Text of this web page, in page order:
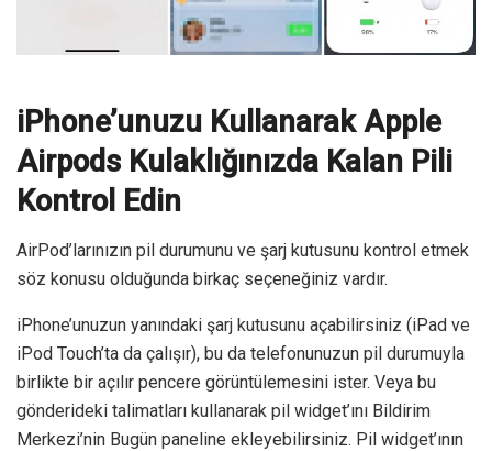
iPhone’unuzu Kullanarak Apple
Airpods Kulaklığınızda Kalan Pili
Kontrol Edin
AirPod’larınızın pil durumunu ve şarj kutusunu kontrol etmek
söz konusu olduğunda birkaç seçeneğiniz vardır.
iPhone’unuzun yanındaki şarj kutusunu açabilirsiniz (iPad ve
iPod Touch’ta da çalışır), bu da telefonunuzun pil durumuyla
birlikte bir açılır pencere görüntülemesini ister. Veya bu
gönderideki talimatları kullanarak pil widget’ını Bildirim
Merkezi’nin Bugün paneline ekleyebilirsiniz. Pil widget’ının